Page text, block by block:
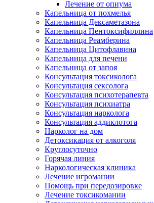
Лечение от опиума
Капельница от похмелья
Капельница Дексаметазона
Капельница Пентоксифиллина
Капельница Реамберина
Капельница Цитофлавина
Капельница для печени
Капельница от запоя
Консультация токсиколога
Консультация сексолога
Консультация психотерапевта
Консультация психиатра
Консультация нарколога
Консультация аддиклотога
Нарколог на дом
Детоксикация от алкоголя
Круглосуточно
Горячая линия
Наркологическая клиника
Лечение игромании
Помощь при передозировке
Лечение токсикомании